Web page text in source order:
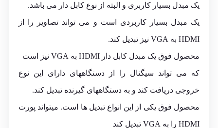
یک مبدل بسیار کاربری و البته از نوع کابل دار می باشد.
یک مبدل بسیار کاربردی است و می تواند تصاویر را از
HDMI به VGA نیز تبدیل کند.
محصول فوق یک مبدل کابل دار HDMI به VGA نیز است
که می تواند سیگنال را از دستگاههای دارای این نوع
خروجی دریافت کند و به دستگاههای گیرنده تبدیل کند.
محصول فوق یکی از این انواع تبدیل ها است. میتواند پورت
HDMI را به VGA تبدیل کند